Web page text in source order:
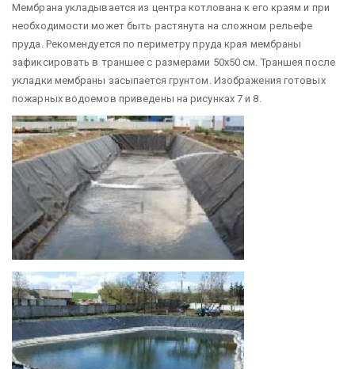
Мембрана укладывается из центра котлована к его краям и при
необходимости может быть растянута на сложном рельефе
пруда. Рекомендуется по периметру пруда края мембраны
зафиксировать в траншее с размерами 50х50 см. Траншея после
укладки мембраны засыпается грунтом. Изображения готовых
пожарных водоемов приведены на рисунках 7 и 8.